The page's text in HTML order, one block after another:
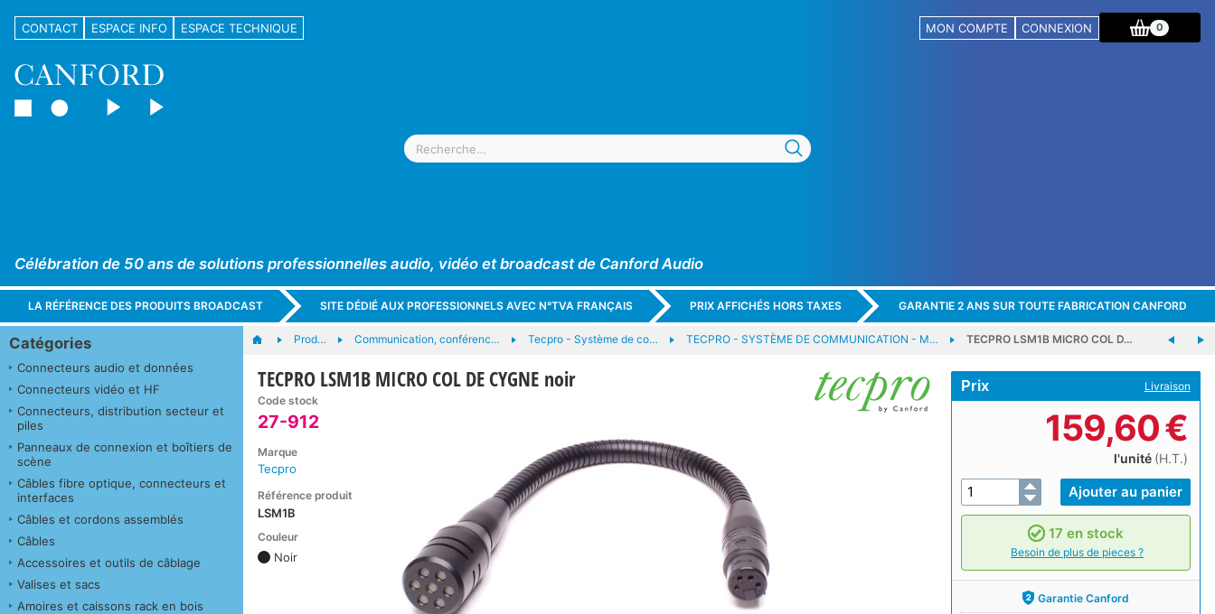
CONTACT ESPACE INFO ESPACE TECHNIQUE MON COMPTE CONNEXION 0
Célébration de 50 ans de solutions professionnelles audio, vidéo et broadcast de Canford Audio
LA RÉFÉRENCE DES PRODUITS BROADCAST SITE DÉDIÉ AUX PROFESSIONNELS AVEC N°TVA FRANÇAIS PRIX AFFICHÉS HORS TAXES GARANTIE 2 ANS SUR TOUTE FABRICATION CANFORD
Catégories
Connecteurs audio et données
Connecteurs vidéo et HF
Connecteurs, distribution secteur et
piles
Panneaux de connexion et boîtiers de
scène
Câbles fibre optique, connecteurs et
interfaces
Câbles et cordons assemblés
Câbles
Accessoires et outils de câblage
Valises et sacs
Amoires et caissons rack en bois
Prod… Communication, conférenc… Tecpro - Système de co… TECPRO - SYSTÈME DE COMMUNICATION - M… TECPRO LSM1B MICRO COL D…
TECPRO LSM1B MICRO COL DE CYGNE noir
Code stock
27-912
Marque
Tecpro
Référence produit
LSM1B
Couleur
Noir
Prix Livraison
159,60€
l'unité (H.T.)
17 en stock
Besoin de plus de pieces ?
Garantie Canford